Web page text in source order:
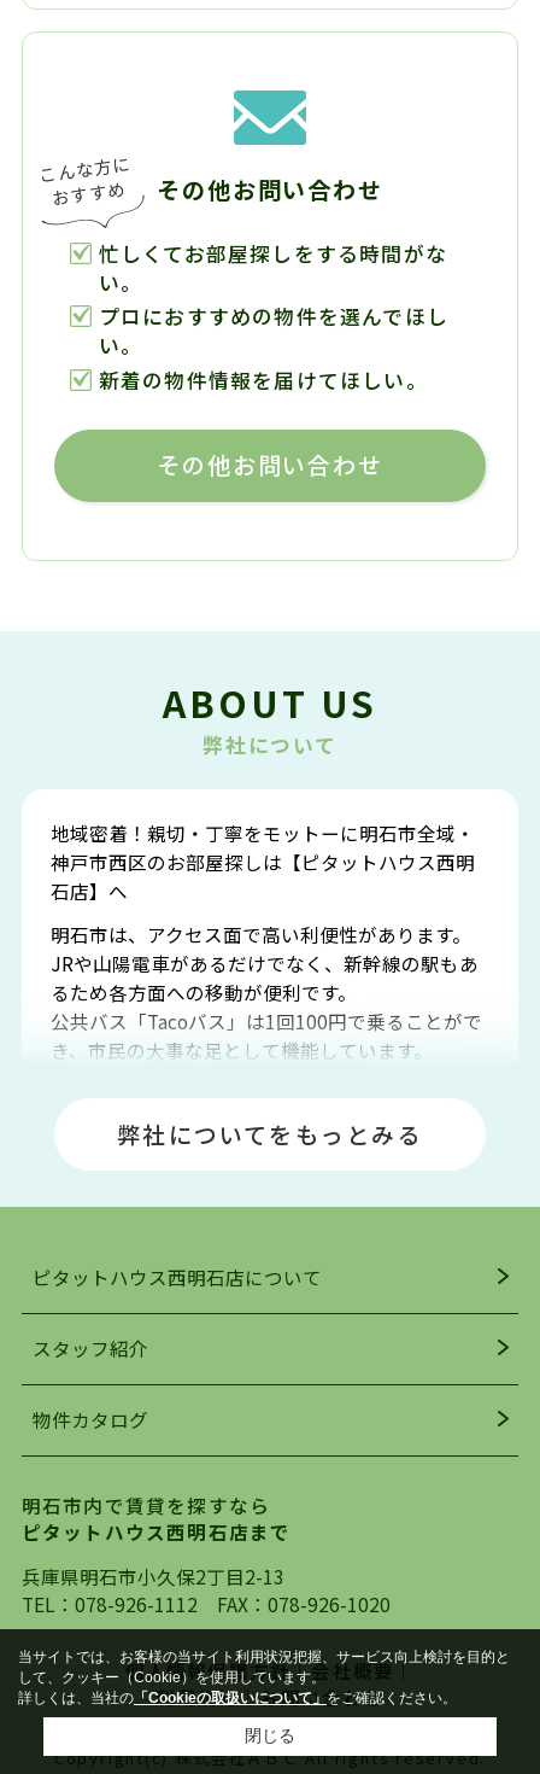
その他お問い合わせ
忙しくてお部屋探しをする時間がな
い。
プロにおすすめの物件を選んでほし
い。
新着の物件情報を届けてほしい。
その他お問い合わせ
ABOUT US
弊社について
地域密着！親切・丁寧をモットーに明石市全域・
神戸市西区のお部屋探しは【ピタットハウス西明
石店】へ
明石市は、アクセス面で高い利便性があります。
JRや山陽電車があるだけでなく、新幹線の駅もあ
るため各方面への移動が便利です。
公共バス「Tacoバス」は1回100円で乗ることがで
き、市民の大事な足として機能しています。
場や釣りスポットが多くあります。JR「大久保
駅」周辺には、ビブレ・イオンをはじめとした買
い物施設も多くあり、買い物にも困りません。
明石駅・西明石駅を中心に、明石市・神戸市西区
でお部屋探している方は、ぜひ当ＨＰにて物件を
お探しになってください。弊社は、スタッフの平
を行っており地域最大級の情報取扱量を誇ってお
ります。店頭で限られた物件をご紹介する、従来
自身でインターネットを利用し、理想のお部屋を
探していただき、選択していただいた物件情報に
対して、専門知識を持ったスタッフがサポートさ
せていただくスタイルを心がけております。私た
ちピタットハウス西明石店が大切にしていること
は、一度だけでは終わらない、お客様との末長い
お付き合いです。初めての一人暮らしから、就
職・ご結婚・売買物件の購入、などなど一生涯に
わたる、良きアドバイザーとして、地域に密着し
弊社についてをもっとみる
ピタットハウス西明石店について
スタッフ紹介
物件カタログ
明石市内で賃貸を探すなら
ピタットハウス西明石店まで
兵庫県明石市小久保2丁目2-13
TEL： 078-926-1112 FAX：078-926-1020
個人情報保護方針｜会社概要｜
利用規約｜お問い合わせ
Copyright(c) 株式会社ＡＢＣ All rights reserved.
当サイトでは、お客様の当サイト利用状況把握、サービス向上検討を目的と
して、クッキー（Cookie）を使用しています。
詳しくは、当社の 「Cookieの取扱いについて」をご確認ください。
閉じる